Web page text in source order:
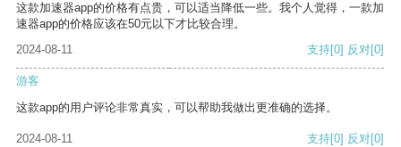
这款加速器app的价格有点贵，可以适当降低一些。我个人觉得，一款加
速器app的价格应该在50元以下才比较合理。
2024-08-11
支持[0] 反对[0]
游客
这款app的用户评论非常真实，可以帮助我做出更准确的选择。
2024-08-11 支持[0] 反对[0]